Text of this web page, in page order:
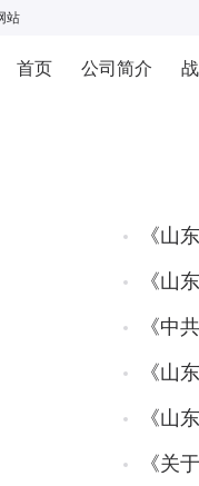
站
首页 公司简介
《山
《山
《中
《山
《山
《关